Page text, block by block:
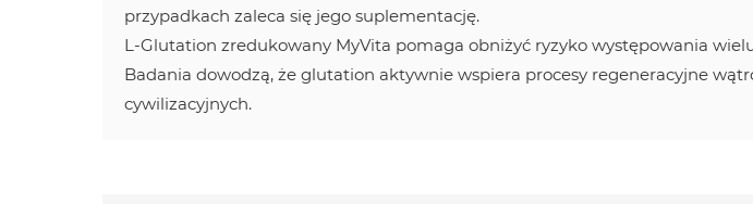
przypadkach zaleca się jego suplementację.
L-Glutation zredukowany MyVita pomaga obniżyć ryzyko występowania
Badania dowodzą, że glutation aktywnie wspiera procesy regeneracyjne
cywilizacyjnych.